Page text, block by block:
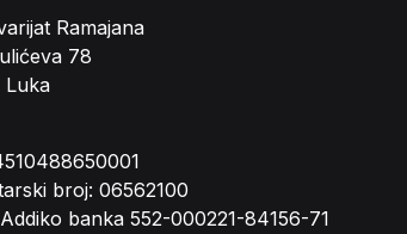
Ramajana
78
Luka
broj: 06562100
banka 552-000221-84156-71